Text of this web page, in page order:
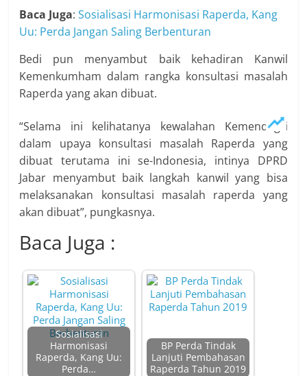
Baca Juga:Sosialisasi Harmonisasi Raperda, Kang
Uu: Perda Jangan Saling Berbenturan
Bedi pun menyambut baik kehadiran Kanwil
Kemenkumham dalam rangka konsultasi masalah
Raperda yang akan dibuat.
“Selama ini kelihatanya kewalahan Kemendagri
dalam upaya konsultasi masalah Raperda yang
dibuat terutama ini se-Indonesia, intinya DPRD
Jabar menyambut baik langkah kanwil yang bisa
melaksanakan konsultasi masalah raperda yang
akan dibuat”, pungkasnya.
Baca Juga :
Sosialisasi
Harmonisasi
Raperda, Kang Uu:
Perda…
BP Perda Tindak
Lanjuti Pembahasan
Raperda Tahun 2019